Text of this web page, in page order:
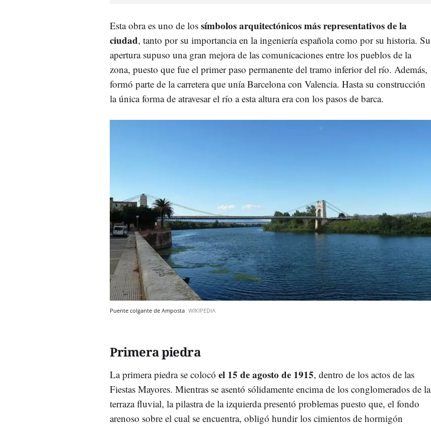
Esta obra es uno de los símbolos arquitectónicos más representativos de la
ciudad, tanto por su importancia en la ingeniería española como por su historia. Su
apertura supuso una gran mejora de las comunicaciones entre los pueblos de la
zona, puesto que fue el primer paso permanente del tramo inferior del río. Además,
formó parte de la carretera que unía Barcelona con Valencia. Hasta su construcción
la única forma de atravesar el río a esta altura era con los pasos de barca.
Puente colgante de Amposta WIKIPEDIA
Primera piedra
La primera piedra se colocó el 15 de agosto de 1915, dentro de los actos de las
Fiestas Mayores. Mientras se asentó sólidamente encima de los conglomerados de la
terraza fluvial, la pilastra de la izquierda presentó problemas puesto que, el fondo
arenoso sobre el cual se encuentra, obligó hundir los cimientos de hormigón